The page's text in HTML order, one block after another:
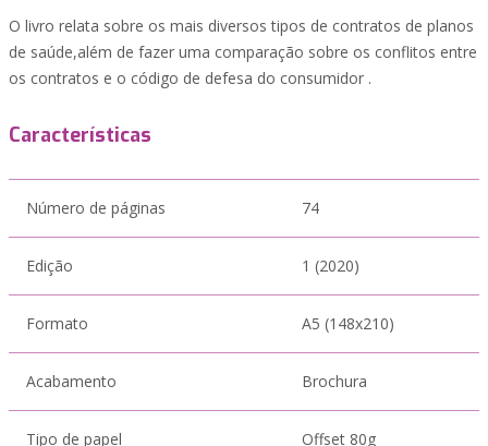
O livro relata sobre os mais diversos tipos de contratos de planos
de saúde,além de fazer uma comparação sobre os conflitos entre
os contratos e o código de defesa do consumidor .
Características
Número de páginas 74
Edição 1 (2020)
Formato A5 (148x210)
Acabamento Brochura
Tipo de papel Offset 80g